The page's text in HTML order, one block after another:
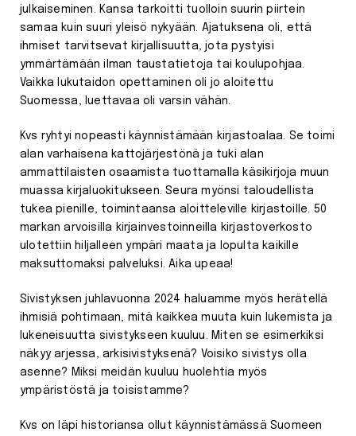
julkaiseminen. Kansa tarkoitti tuolloin suurin piirtein
samaa kuin suuri yleisö nykyään. Ajatuksena oli, että
ihmiset tarvitsevat kirjallisuutta, jota pystyisi
ymmärtämään ilman taustatietoja tai koulupohjaa.
Vaikka lukutaidon opettaminen oli jo aloitettu
Suomessa, luettavaa oli varsin vähän.
Kvs ryhtyi nopeasti käynnistämään kirjastoalaa. Se toimi
alan varhaisena kattojärjestönä ja tuki alan
ammattilaisten osaamista tuottamalla käsikirjoja muun
muassa kirjaluokitukseen. Seura myönsi taloudellista
tukea pienille, toimintaansa aloitteleville kirjastoille. 50
markan arvoisilla kirjainvestoinneilla kirjastoverkosto
ulotettiin hiljalleen ympäri maata ja lopulta kaikille
maksuttomaksi palveluksi. Aika upeaa!
Sivistyksen juhlavuonna 2024 haluamme myös herätellä
ihmisiä pohtimaan, mitä kaikkea muuta kuin lukemista ja
lukeneisuutta sivistykseen kuuluu. Miten se esimerkiksi
näkyy arjessa, arkisivistyksenä? Voisiko sivistys olla
asenne? Miksi meidän kuuluu huolehtia myös
ympäristöstä ja toisistamme?
Kvs on läpi historiansa ollut käynnistämässä Suomeen